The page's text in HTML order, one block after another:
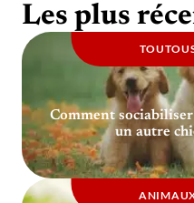
Les plus
Comment
un autre